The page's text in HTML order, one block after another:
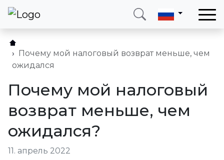
+38 (066) 002 90 99
Электронная почта
ukraine@neotax.eu
Почему мой налоговый возврат меньше, чем
ожидался
Почему мой налоговый
возврат меньше, чем
ожидался?
11. апрель 2022